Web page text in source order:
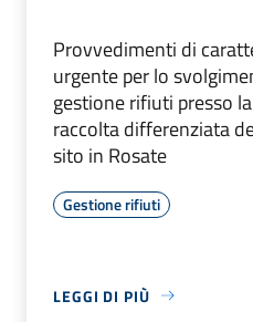
Provvedimenti di
urgente per lo
gestione rifiuti presso
raccolta differenziata
sito in Rosate
Gestione rifiuti
LEGGI DI PIÙ